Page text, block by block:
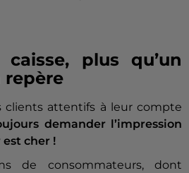
plus qu’un
clients attentifs à leur compte
demander l’impression
cher !
de consommateurs, dont